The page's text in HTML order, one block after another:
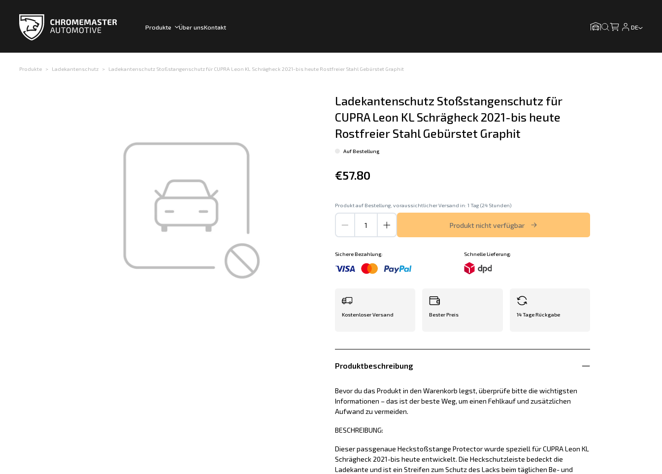
Produkte Über unsKontakt DE
Produkte Ladekantenschutz Ladekantenschutz Stoßstangenschutz für CUPRA Leon KL Schrägheck 2021-bis heute Rostfreier Stahl Gebürstet Graphit
Ladekantenschutz Stoßstangenschutz für
CUPRA Leon KL Schrägheck 2021-bis heute
Rostfreier Stahl Gebürstet Graphit
Auf Bestellung
€57.80
Produkt auf Bestellung, voraussichtlicher Versand in: 1 Tag (24 Stunden)
Produkt nicht verfügbar
Sichere Bezahlung: Schnelle Lieferung:
Kostenloser Versand Bester Preis 14 Tage Rückgabe
Produktbeschreibung
Bevor du das Produkt in den Warenkorb legst, überprüfe bitte die wichtigsten
Informationen – das ist der beste Weg, um einen Fehlkauf und zusätzlichen
Aufwand zu vermeiden.
BESCHREIBUNG:
Dieser passgenaue Heckstoßstange Protector wurde speziell für CUPRA Leon KL
Schrägheck 2021-bis heute entwickelt. Die Heckschutzleiste bedeckt die
Ladekante und ist ein Streifen zum Schutz des Lacks beim täglichen Be- und